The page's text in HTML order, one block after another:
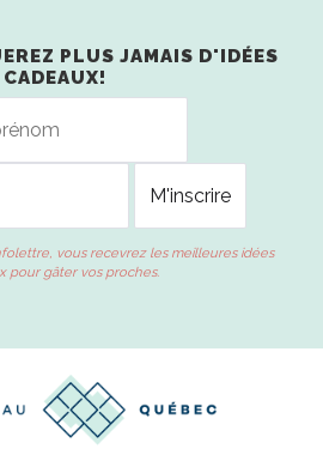
PLUS JAMAIS D'IDÉES
CADEAUX!
vous recevrez les meilleures idées
pour gâter vos proches.